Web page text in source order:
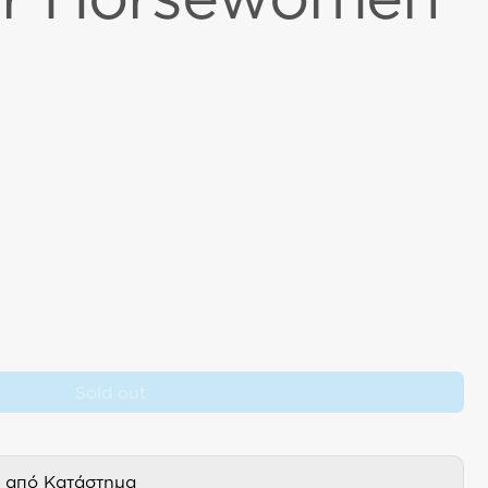
από Κατάστημα